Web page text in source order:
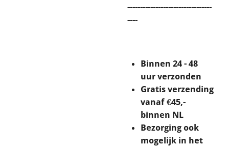
---------------------------------
----
Binnen 24 - 48
uur verzonden
Gratis verzending
vanaf €45,-
binnen NL
Bezorging ook
mogelijk in het